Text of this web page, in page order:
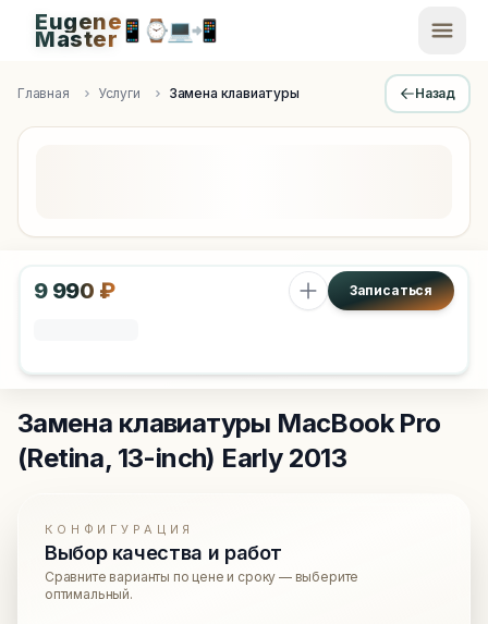
Apple Diagnostics & Engineering Authority in Saint
Eugene
Master📱 ⌚💻📲
Главная Услуги Замена клавиатуры Назад
9 990 ₽ Записаться
Замена клавиатуры MacBook Pro
(Retina, 13-inch) Early 2013
КОНФИГУРАЦИЯ
Выбор качества и работ
Сравните варианты по цене и сроку — выберите
оптимальный.